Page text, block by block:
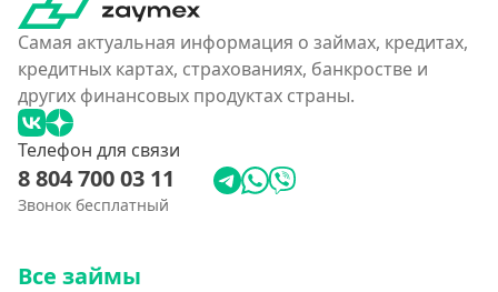
Самая актуальная информация о займах, кредитах,
кредитных картах, страхованиях, банкростве и
других финансовых продуктах страны.
Телефон для связи
8 804 700 03 11
Звонок бесплатный
Все займы